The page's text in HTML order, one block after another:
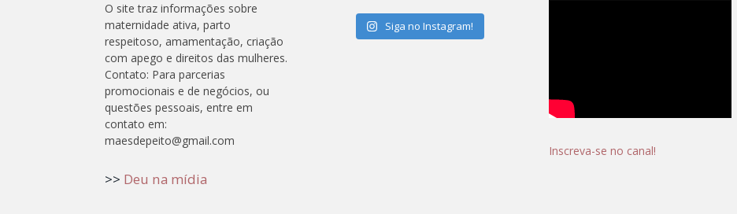
O site traz informações sobre
maternidade ativa, parto
respeitoso, amamentação, criação
com apego e direitos das mulheres.
Contato: Para parcerias
promocionais e de negócios, ou
questões pessoais, entre em
contato em:
maesdepeito@gmail.com
>> Deu na mídia
Siga no Instagram!
Inscreva-se no canal!